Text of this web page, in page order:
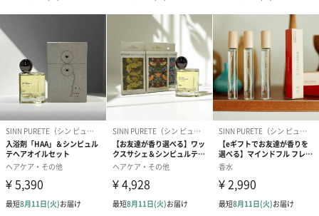
3つのポイント
POINT 1 振って使う、新発想の二層式。ふき取りながら吸
着＆ケアを叶える
吸着力の高い微粒子の層と、エッセンス入りの層を絶妙なバラン
スで配合。洗顔では落としきれない毛穴の奥の汚れや角質層の間
の汚れをすっきりオフし健康的な肌に導きます。